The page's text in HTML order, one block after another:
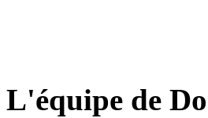
L'équipe de